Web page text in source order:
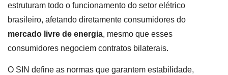
estruturam todo o funcionamento do setor elétrico
brasileiro, afetando diretamente consumidores do
mercado livre de energia, mesmo que esses
consumidores negociem contratos bilaterais.
O SIN define as normas que garantem estabilidade,